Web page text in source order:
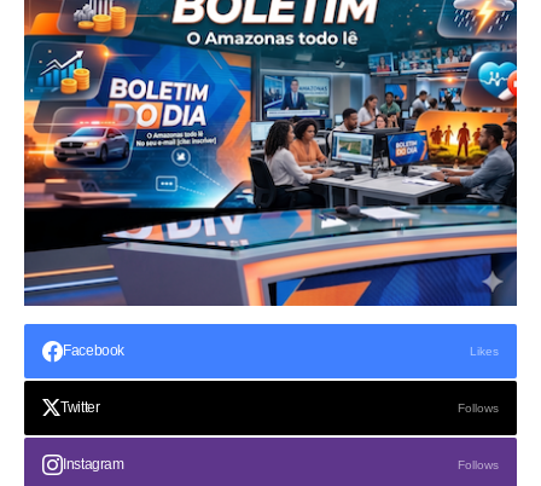
Facebook Likes
Twitter Follows
Instagram Follows